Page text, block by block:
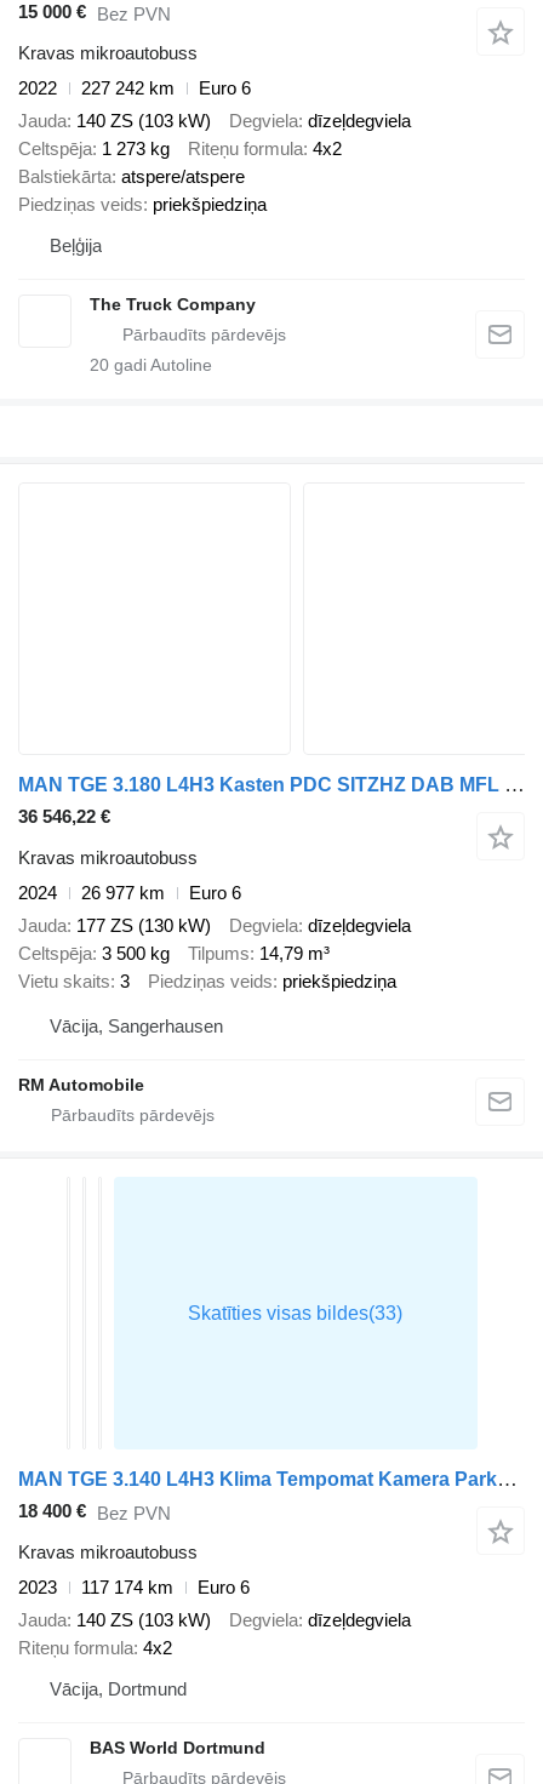
15 000 € Bez PVN
Kravas mikroautobuss
2022
227 242 km
Euro 6
Jauda 140 ZS (103 kW) Degviela dīzeļdegviela
Celtspēja 1 273 kg Riteņu formula 4x2
Balstiekārta atspere/atspere
Piedziņas veids priekšpiedziņa
Beļģija
The Truck Company
20 gadi Autoline
MAN TGE 3.180 L4H3 Kasten PDC SITZHZ DAB MFL TEMP
36 546,22 €
Kravas mikroautobuss
2024
26 977 km
Euro 6
Jauda 177 ZS (130 kW) Degviela dīzeļdegviela
Celtspēja 3 500 kg Tilpums 14,79 m³
Vietu skaits 3 Piedziņas veids priekšpiedziņa
Vācija, Sangerhausen
RM Automobile
MAN TGE 3.140 L4H3 Klima Tempomat Kamera Parkensensoren Euro6 L3H2 A
18 400 € Bez PVN
Kravas mikroautobuss
2023
117 174 km
Euro 6
Jauda 140 ZS (103 kW) Degviela dīzeļdegviela
Riteņu formula 4x2
Vācija, Dortmund
BAS World Dortmund